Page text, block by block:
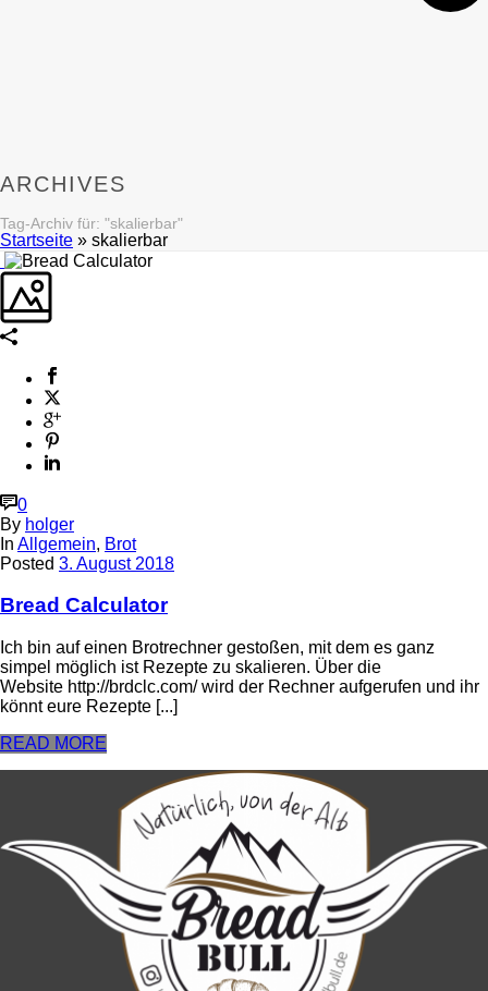
ARCHIVES
Tag-Archiv für: "skalierbar"
Startseite » skalierbar
0
By holger
In Allgemein, Brot
Posted 3. August 2018
Bread Calculator
Ich bin auf einen Brotrechner gestoßen, mit dem es ganz
simpel möglich ist Rezepte zu skalieren. Über die
Website http://brdclc.com/ wird der Rechner aufgerufen und ihr
könnt eure Rezepte [...]
READ MORE